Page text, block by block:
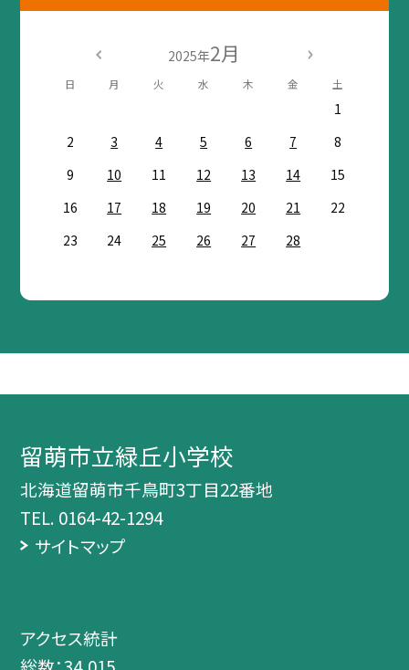
2025年2月
日 月 火 水 木 金 土
1
2
3 4 5 6 7
8
9
10 11 12 13 14
15
16
17 18 19 20 21
22
23
24 25 26 27 28
留萌市立緑丘小学校
北海道留萌市千鳥町3丁目22番地
TEL. 0164-42-1294
サイトマップ
アクセス統計